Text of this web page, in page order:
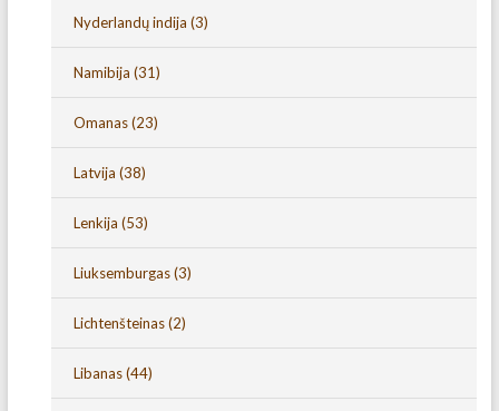
Nyderlandų indija (3)
Namibija (31)
Omanas(23)
Latvija (38)
Lenkija (53)
Liuksemburgas(3)
Lichtenšteinas(2)
Libanas(44)